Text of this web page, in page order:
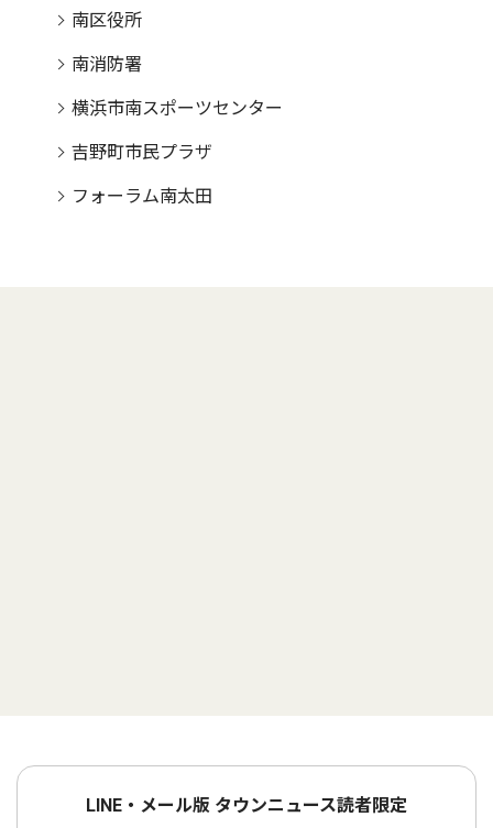
南区役所
南消防署
横浜市南スポーツセンター
吉野町市民プラザ
フォーラム南太田
LINE・メール版 タウンニュース読者限定